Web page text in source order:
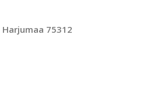
75312